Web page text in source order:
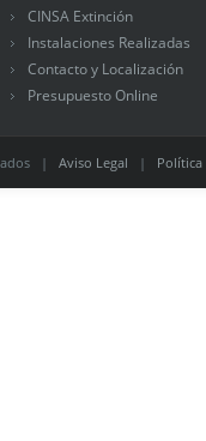
CINSA Extinción
Instalaciones Realizadas
Contacto y Localización
Presupuesto Online
| Aviso Legal | Política